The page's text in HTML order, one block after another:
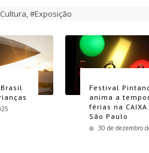
,#Exposição
Festival
anima a
férias na
São Paulo
30 de dezembro